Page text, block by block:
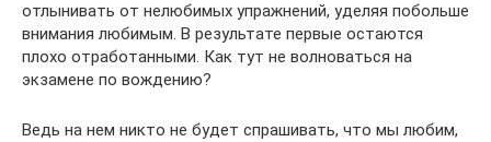
отлынивать от нелюбимых упражнений, уделяя побольше
внимания любимым. В результате первые остаются
плохо отработанными. Как тут не волноваться на
экзамене по вождению?
Ведь на нем никто не будет спрашивать, что мы любим,